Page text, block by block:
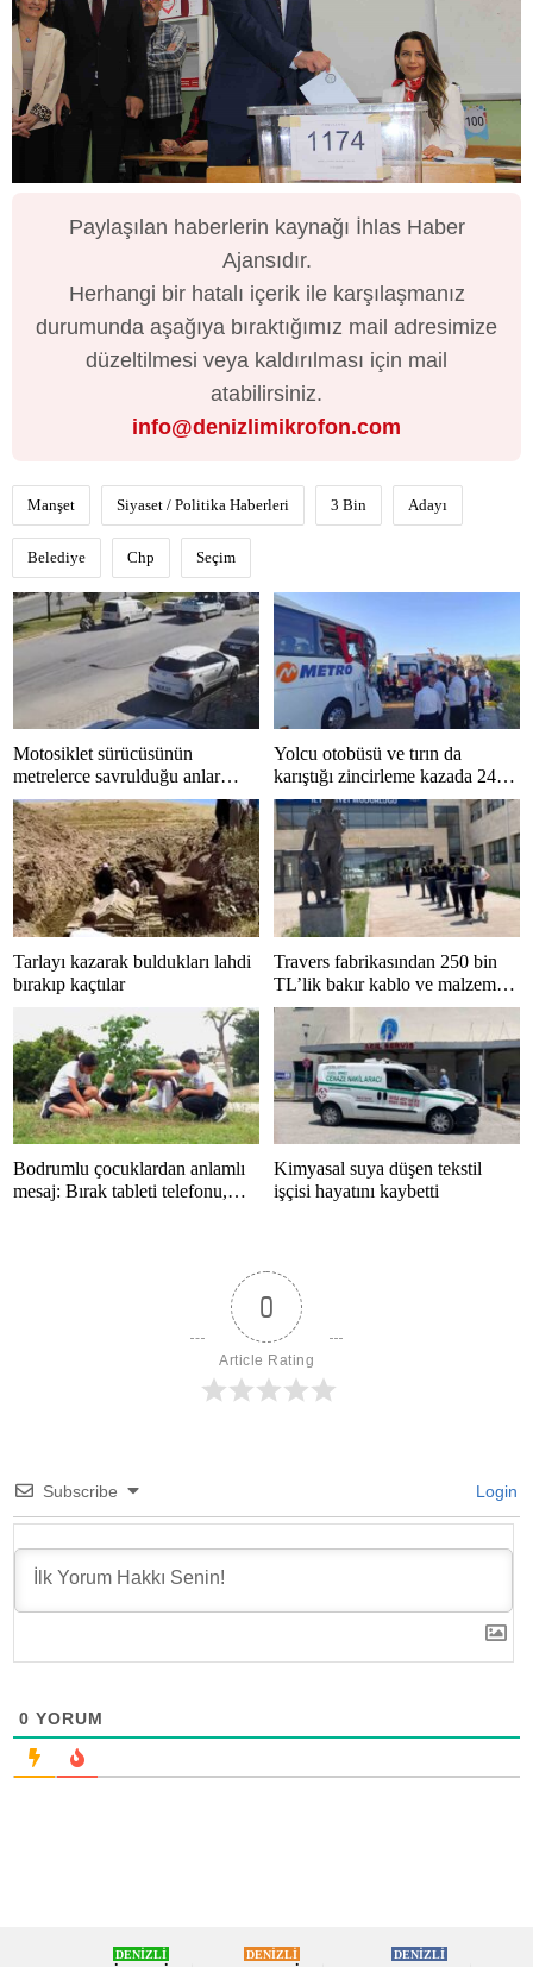
Paylaşılan haberlerin kaynağı İhlas Haber
Ajansıdır.
Herhangi bir hatalı içerik ile karşılaşmanız
durumunda aşağıya bıraktığımız mail adresimize
düzeltilmesi veya kaldırılması için mail
atabilirsiniz.
info@denizlimikrofon.com
Manşet Siyaset / Politika Haberleri 3 Bin Adayı
Belediye Chp Seçim
Motosiklet sürücüsünün
metrelerce savrulduğu anlar
güvenlik kamerasında
Yolcu otobüsü ve tırın da
karıştığı zincirleme kazada 24
kişi yaralandı
Tarlayı kazarak buldukları lahdi
bırakıp kaçtılar
Travers fabrikasından 250 bin
TL’lik bakır kablo ve malzeme
çalan 5 kişi tutuklandı
Bodrumlu çocuklardan anlamlı
mesaj: Bırak tableti telefonu,
Kimyasal suya düşen tekstil
işçisi hayatını kaybetti
0
Article Rating
Subscribe Login
0 YORUM
DENİZLİ DENİZLİ DENİZLİ